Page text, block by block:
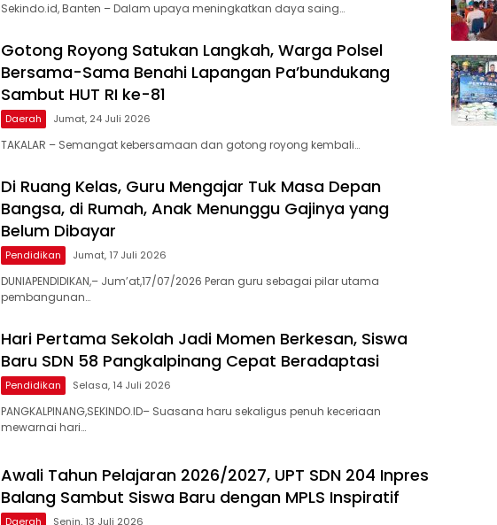
Sekindo.id, Banten – Dalam upaya meningkatkan daya saing…
Gotong Royong Satukan Langkah, Warga Polsel
Bersama-Sama Benahi Lapangan Pa’bundukang
Sambut HUT RI ke-81
Daerah Jumat, 24 Juli 2026
TAKALAR – Semangat kebersamaan dan gotong royong kembali…
Di Ruang Kelas, Guru Mengajar Tuk Masa Depan
Bangsa, di Rumah, Anak Menunggu Gajinya yang
Belum Dibayar
Pendidikan Jumat, 17 Juli 2026
DUNIAPENDIDIKAN,– Jum’at,17/07/2026 Peran guru sebagai pilar utama
pembangunan…
Hari Pertama Sekolah Jadi Momen Berkesan, Siswa
Baru SDN 58 Pangkalpinang Cepat Beradaptasi
Pendidikan Selasa, 14 Juli 2026
PANGKALPINANG,SEKINDO.ID– Suasana haru sekaligus penuh keceriaan
mewarnai hari…
Awali Tahun Pelajaran 2026/2027, UPT SDN 204 Inpres
Balang Sambut Siswa Baru dengan MPLS Inspiratif
Daerah Senin, 13 Juli 2026